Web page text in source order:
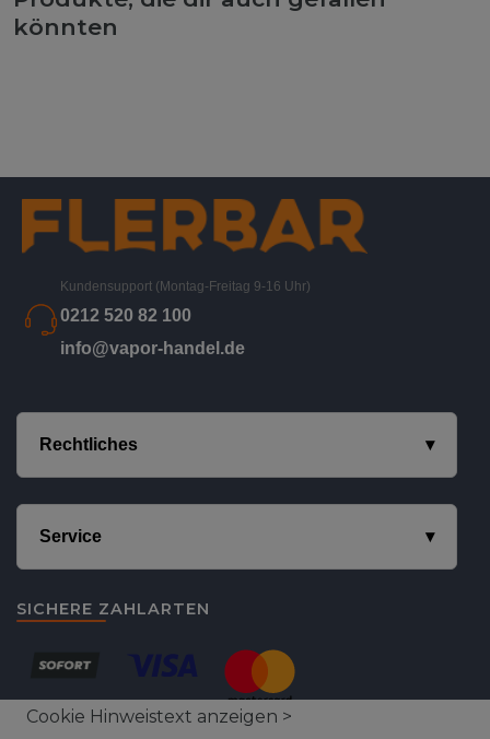
könnten
Kundensupport (Montag-Freitag 9-16 Uhr)
0212 520 82 100
info@vapor-handel.de
Rechtliches
Service
SICHERE ZAHLARTEN
Cookie Hinweistext anzeigen >